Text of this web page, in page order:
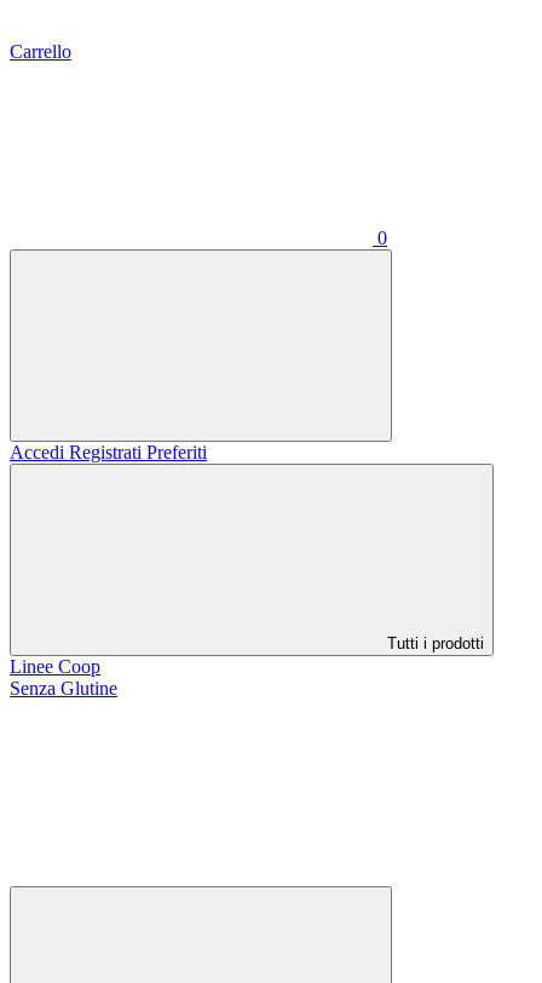
Carrello
0
Accedi Registrati Preferiti
Tutti i prodotti
Linee Coop
Senza Glutine